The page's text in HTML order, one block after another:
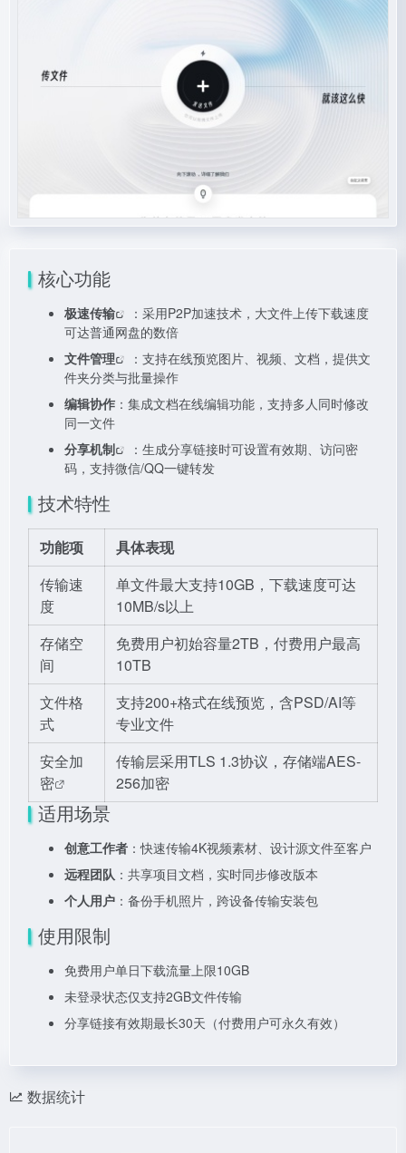
核心功能
极速传输
：采用P2P加速技术，大文件上传下载速度
可达普通网盘的数倍
文件管理
：支持在线预览图片、视频、文档，提供文
件夹分类与批量操作
编辑协作 ：集成文档在线编辑功能，支持多人同时修改
同一文件
分享机制
：生成分享链接时可设置有效期、访问密
码，支持微信/QQ一键转发
技术特性
功能项
具体表现
传输速
度
单文件最大支持10GB，下载速度可达
10MB/s以上
存储空
间
免费用户初始容量2TB，付费用户最高
10TB
文件格
式
支持200+格式在线预览，含PSD/AI等
专业文件
安全加
密
传输层采用TLS 1.3协议，存储端AES-
256加密
适用场景
创意工作者 ：快速传输4K视频素材、设计源文件至客户
远程团队 ：共享项目文档，实时同步修改版本
个人用户 ：备份手机照片，跨设备传输安装包
使用限制
免费用户单日下载流量上限10GB
未登录状态仅支持2GB文件传输
分享链接有效期最长30天（付费用户可永久有效）
数据统计